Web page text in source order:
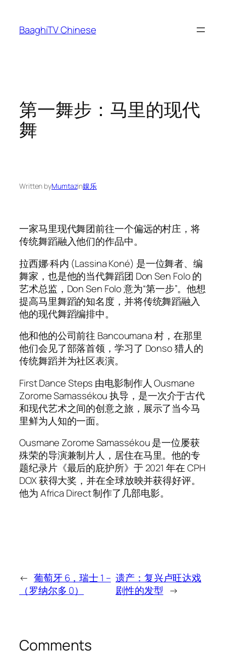
content
BaaghiTV Chinese
第一舞步：马里的现代
舞
Written byMumtazin娱乐
一家马里现代舞团前往一个偏远的村庄，将
传统舞蹈融入他们的作品中。
拉西娜·科内 (Lassina Koné) 是一位舞者、编
舞家，也是他的当代舞蹈团 Don Sen Folo 的
艺术总监，Don Sen Folo 意为“第一步”。他想
提高马里舞蹈的知名度，并将传统舞蹈融入
他的现代舞蹈编排中。
他和他的公司前往 Bancoumana 村，在那里
他们会见了部落首领，学习了 Donso 猎人的
传统舞蹈并为社区表演。
First Dance Steps 由电影制作人 Ousmane
Zorome Samassékou 执导，是一次介于古代
和现代艺术之间的创意之旅，展示了当今马
里鲜为人知的一面。
Ousmane Zorome Samassékou 是一位屡获
殊荣的导演兼制片人，居住在马里。他的专
题纪录片《最后的庇护所》于 2021 年在 CPH
DOX 获得大奖，并在全球放映并获得好评。
他为 Africa Direct 制作了几部电影。
← 葡萄牙 6，瑞士 1 –
（罗纳尔多 0）
遗产：复兴卢旺达戏
剧性的发型 →
Comments